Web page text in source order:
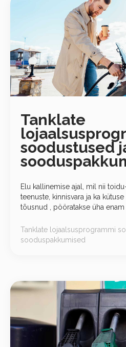
Tanklate
soodustused
Elu kallinemise ajal, mil nii
teenuste, kinnisvara ja ka kütuse hinnad on hüppeliselt
tõusnud , pööratakse üha
Tanklate lojaalsusprogrammi
sooduspakkumised